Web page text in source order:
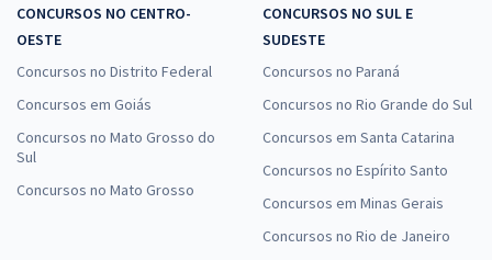
CONCURSOS NO CENTRO-
OESTE
Concursos no Distrito Federal
Concursos em Goiás
Concursos no Mato Grosso do
Sul
Concursos no Mato Grosso
CONCURSOS NO SUL E
SUDESTE
Concursos no Paraná
Concursos no Rio Grande do Sul
Concursos em Santa Catarina
Concursos no Espírito Santo
Concursos em Minas Gerais
Concursos no Rio de Janeiro